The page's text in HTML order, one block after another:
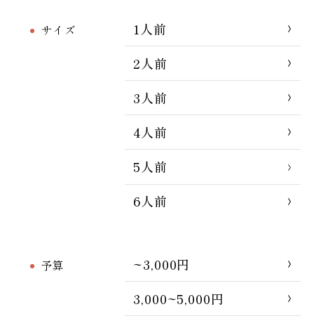
サイズ
1人前
2人前
3人前
4人前
5人前
6人前
予算
~3,000円
3,000~5,000円